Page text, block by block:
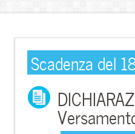
Scadenza del